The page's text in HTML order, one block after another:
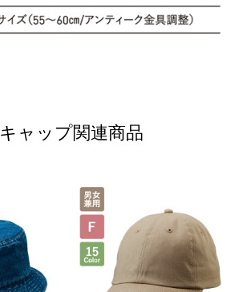
キャップ関連商品